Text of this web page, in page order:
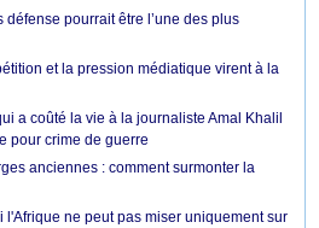
pourrait être l’une des plus
et la pression médiatique virent à la
a coûté la vie à la journaliste Amal Khalil
pour crime de guerre
anciennes : comment surmonter la
l'Afrique ne peut pas miser uniquement sur